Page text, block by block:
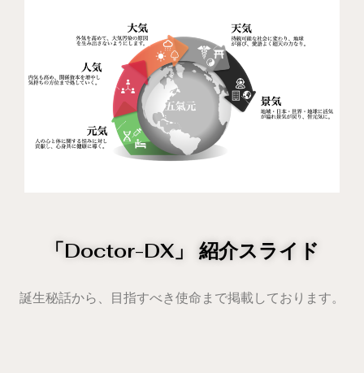
「Doctor-DX」 紹介スライド
誕生秘話から、目指すべき使命まで掲載しております。